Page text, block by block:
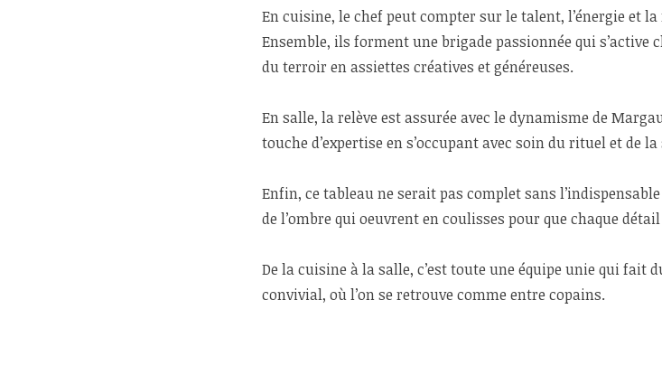
En cuisine, le chef peut compter sur le talent, l’énergie et
Ensemble, ils forment une brigade passionnée qui
du terroir en assiettes créatives et généreuses.
En salle, la relève est assurée avec le dynamisme de
touche d’expertise en s’occupant avec soin du rituel et de
Enfin, ce tableau ne serait pas complet sans
de l’ombre qui oeuvrent en coulisses pour que chaque
De la cuisine à la salle, c’est toute une équipe unie qui fait
convivial, où l’on se retrouve comme entre copains.